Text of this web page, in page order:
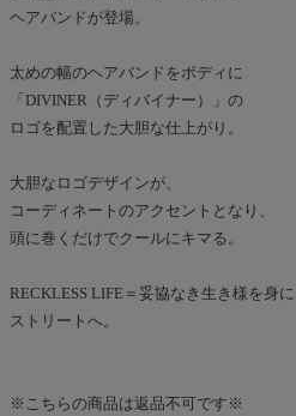
ヘアバンドが登場。
太めの幅のヘアバンドをボディに
「DIVINER（ディバイナー）」の
ロゴを配置した大胆な仕上がり。
大胆なロゴデザインが、
コーディネートのアクセントとなり、
頭に巻くだけでクールにキマる。
RECKLESS LIFE＝妥協なき生き様を身に
ストリートへ。
※こちらの商品は返品不可です※